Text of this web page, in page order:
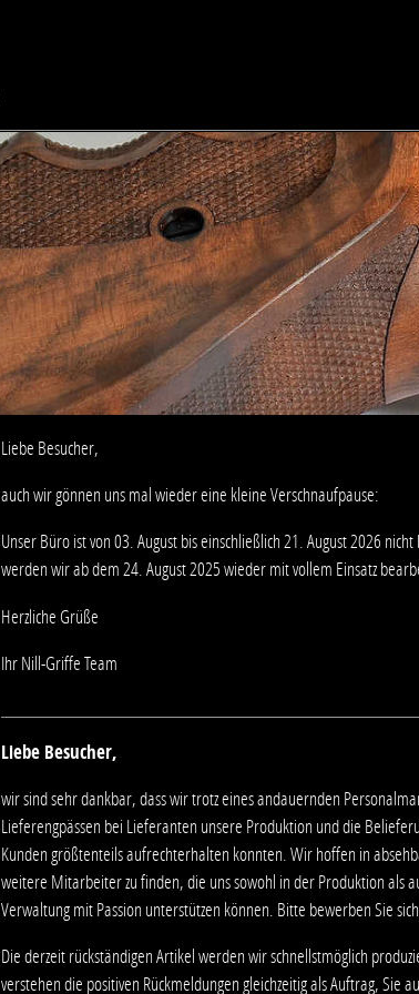
Liebe Besucher,
auch wir gönnen uns mal wieder eine kleine Verschnaufpause:
Unser Büro ist von 03. August bis einschließlich 21. August 2026 nicht
werden wir ab dem 24. August 2025 wieder mit vollem Einsatz
Herzliche Grüße
Ihr Nill-Griffe Team
Liebe Besucher,
wir sind sehr dankbar, dass wir trotz eines andauernden
Lieferengpässen bei Lieferanten unsere Produktion und die
Kunden größtenteils aufrechterhalten konnten. Wir hoffen in
weitere Mitarbeiter zu finden, die uns sowohl in der Produktion als
Verwaltung mit Passion unterstützen können. Bitte bewerben Sie sich.
Die derzeit rückständigen Artikel werden wir schnellstmöglich
verstehen die positiven Rückmeldungen gleichzeitig als Auftrag, Sie